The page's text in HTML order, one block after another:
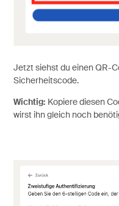
Jetzt siehst du einen QR-
Sicherheitscode.
Wichtig: Kopiere diesen
wirst ihn gleich noch